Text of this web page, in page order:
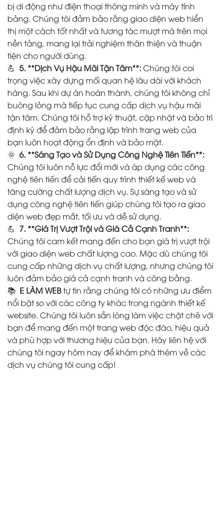
bị di động như điện thoại thông minh và máy tính
bảng. Chúng tôi đảm bảo rằng giao diện web hiển
thị một cách tốt nhất và tương tác mượt mà trên mọi
nền tảng, mang lại trải nghiệm thân thiện và thuận
tiện cho người dùng.
💪 5. **Dịch Vụ Hậu Mãi Tận Tâm**:Chúng tôi coi
trọng việc xây dựng mối quan hệ lâu dài với khách
hàng. Sau khi dự án hoàn thành, chúng tôi không chỉ
buông lỏng mà tiếp tục cung cấp dịch vụ hậu mãi
tận tâm. Chúng tôi hỗ trợ kỹ thuật, cập nhật và bảo trì
định kỳ để đảm bảo rằng lập trình trang web của
bạn luôn hoạt động ổn định và bảo mật.
🌞 6. **Sáng Tạo và Sử Dụng Công Nghệ Tiên Tiến**:
Chúng tôi luôn nỗ lực đổi mới và áp dụng các công
nghệ tiên tiến để cải tiến quy trình thiết kế web và
tăng cường chất lượng dịch vụ. Sự sáng tạo và sử
dụng công nghệ tiên tiến giúp chúng tôi tạo ra giao
diện web đẹp mắt, tối ưu và dễ sử dụng.
💪 7. **Giá Trị Vượt Trội và Giá Cả Cạnh Tranh**:
Chúng tôi cam kết mang đến cho bạn giá trị vượt trội
với giao diện web chất lượng cao. Mặc dù chúng tôi
cung cấp những dịch vụ chất lượng, nhưng chúng tôi
luôn đảm bảo giá cả cạnh tranh và công bằng.
📚 E LÀM WEBtự tin rằng chúng tôi có những ưu điểm
nổi bật so với các công ty khác trong ngành thiết kế
website. Chúng tôi luôn sẵn lòng làm việc chặt chẽ với
bạn để mang đến một trang web độc đáo, hiệu quả
và phù hợp với thương hiệu của bạn. Hãy liên hệ với
chúng tôi ngay hôm nay để khám phá thêm về các
dịch vụ chúng tôi cung cấp!